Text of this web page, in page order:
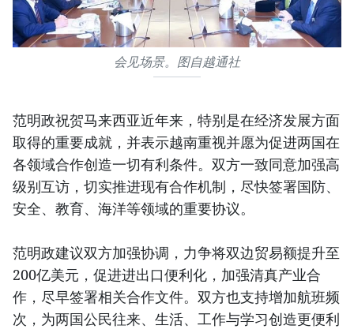
会见场景。图自越通社
范明政祝贺马来西亚近年来，特别是在经济发展方面
取得的重要成就，并表示越南重视并愿为促进两国在
各领域合作创造一切有利条件。双方一致同意加强高
级别互访，切实推进现有合作机制，尽快签署国防、
安全、教育、海洋等领域的重要协议。
范明政建议双方加强协调，力争将双边贸易额提升至
200亿美元，促进进出口便利化，加强清真产业合
作，尽早签署相关合作文件。双方也支持增加航班频
次，为两国公民往来、生活、工作与学习创造更便利